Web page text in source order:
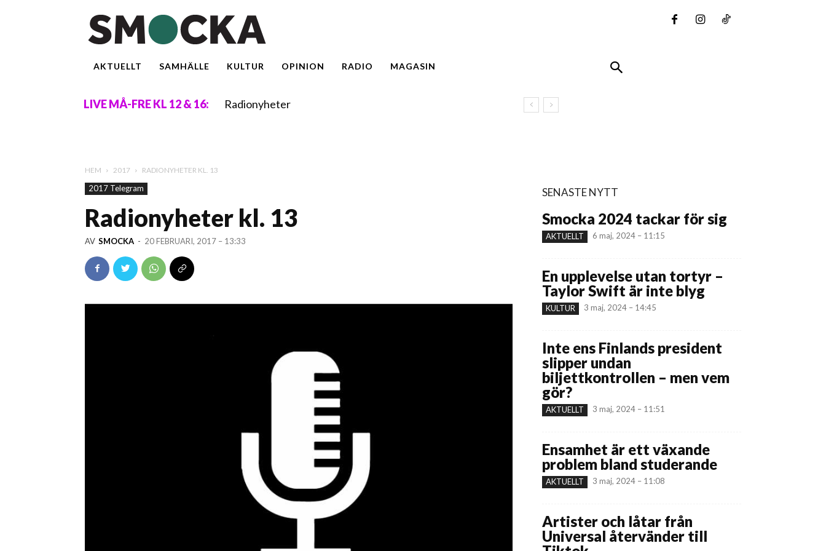
AKTUELLT SAMHÄLLE KULTUR OPINION RADIO MAGASIN
LIVE MÅ-FRE KL 12 & 16: Radionyheter
HEM 2017 RADIONYHETER KL. 13
2017 Telegram
Radionyheter kl. 13
AV SMOCKA - 20 FEBRUARI, 2017 – 13:33
SENASTE NYTT
Smocka 2024 tackar för sig
AKTUELLT 6 maj, 2024 – 11:15
En upplevelse utan tortyr –
Taylor Swift är inte blyg
KULTUR 3 maj, 2024 – 14:45
Inte ens Finlands president
slipper undan
biljettkontrollen – men vem
gör?
AKTUELLT 3 maj, 2024 – 11:51
Ensamhet är ett växande
problem bland studerande
AKTUELLT 3 maj, 2024 – 11:08
Artister och låtar från
Universal återvänder till